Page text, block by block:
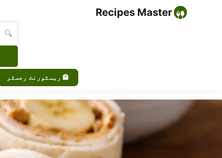
Recipes Master
🔍
🏨 ریسٹورنٹ رجسٹر